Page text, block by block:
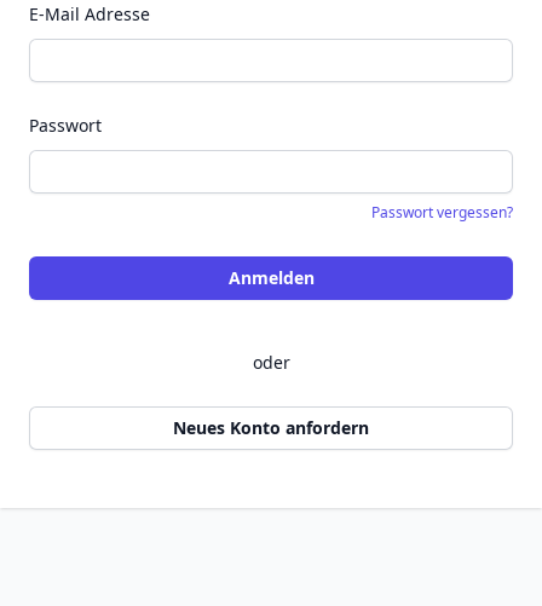
E-Mail Adresse
Passwort
Passwort vergessen?
Anmelden
oder
Neues Konto anfordern